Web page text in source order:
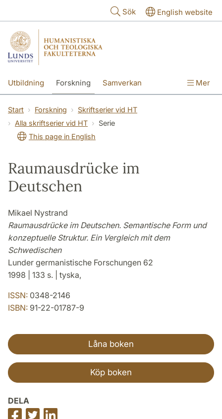
Sök English website
Utbildning Forskning Samverkan Mer
Start Forskning
Skriftserier vid HT
Alla skriftserier vid HT
Serie
This page in English
Raumausdrücke im
Deutschen
Mikael Nystrand
Raumausdrücke im Deutschen. Semantische Form und
konzeptuelle Struktur. Ein Vergleich mit dem
Schwedischen
Lunder germanistische Forschungen 62
1998 | 133 s. | tyska,
ISSN: 0348-2146
ISBN: 91-22-01787-9
Låna boken
Köp boken
DELA
Dela Dela